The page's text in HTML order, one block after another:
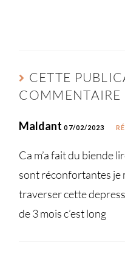
CETTE
COMMENTAIRE
Maldant07/02/2023
Ca m’a fait du biende
sont réconfortantes je
traverser cette
de 3 mois c’est long